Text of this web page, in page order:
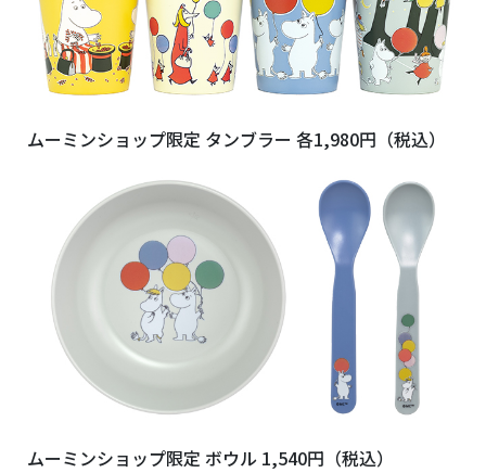
ムーミンショップ限定 タンブラー 各1,980円（税込）
ムーミンショップ限定 ボウル 1,540円（税込）